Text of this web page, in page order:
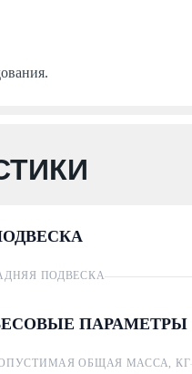
ПОДВЕСКА
ПАРАМЕТРЫ
ОБЩАЯ МАССА, КГ